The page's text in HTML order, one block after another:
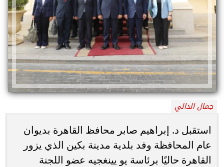
جمال الدالي
استقبل د. إبراهيم صابر محافظ القاهرة بديوان
عام المحافظة وفد بلدية مدينة بكين الذي يزور
القاهرة حاليًا برئاسة يو يينغجيه عضو اللجنة